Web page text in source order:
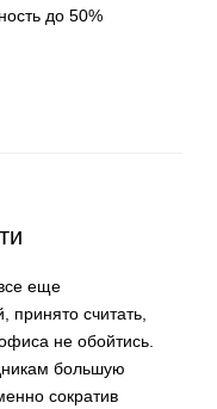
до 50%
еще
считать,
не обойтись.
большую
сократив